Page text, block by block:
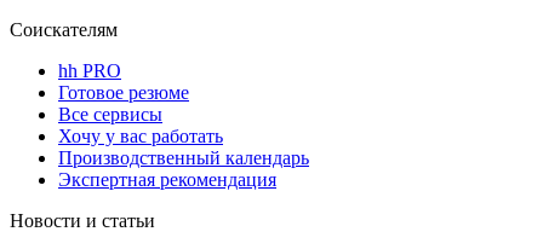
Соискателям
hh PRO
Готовое резюме
Все сервисы
Хочу у вас работать
Производственный календарь
Экспертная рекомендация
Новости и статьи